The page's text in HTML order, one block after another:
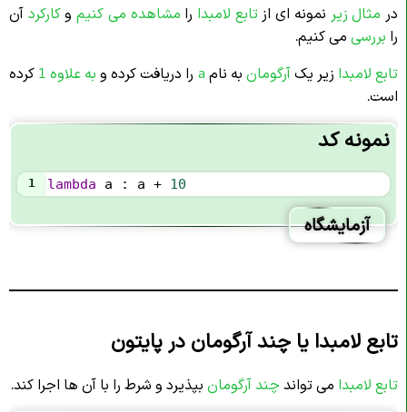
در مثال زیر نمونه ای از تابع لامبدا را مشاهده می کنیموکارکرد آن
را بررسی می کنیم.
تابع لامبدا زیر یکآرگومان به نام a را دریافت کرده و به علاوه 1
کرده
است.
نمونه کد
1 lambda a : a + 10
آزمایشگاه
تابع لامبدا یا چند آرگومان در پایتون
تابع لامبدا می تواند چند آرگومان بپذیرد و شرط را با آن ها اجرا کند.